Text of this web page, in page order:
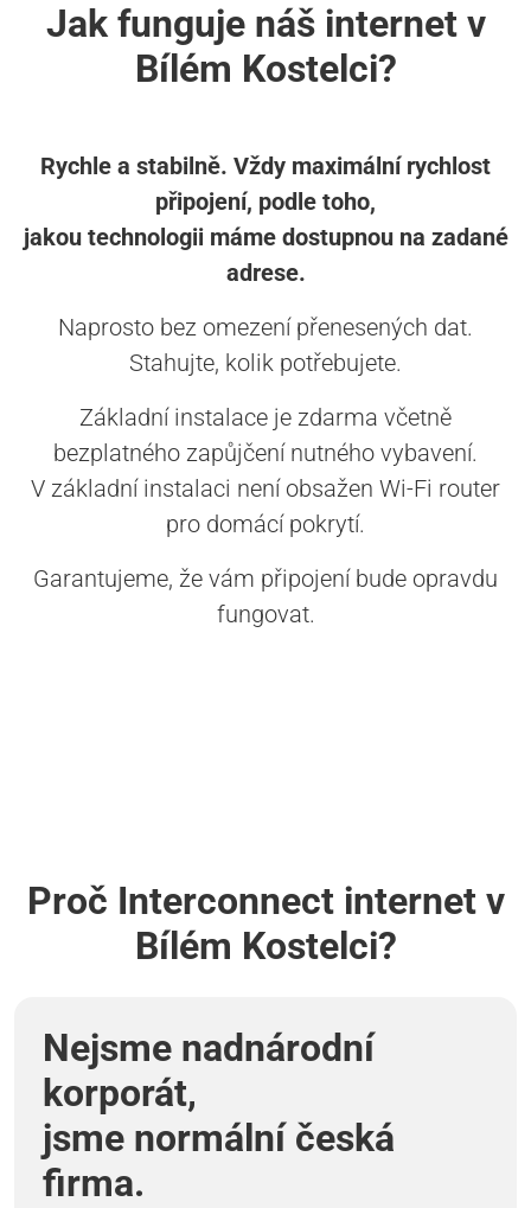
Jak funguje náš internet v
Bílém Kostelci?
Rychle a stabilně. Vždy maximální rychlost
připojení, podle toho,
jakou technologii máme dostupnou na zadané
adrese.
Naprosto bez omezení přenesených dat.
Stahujte, kolik potřebujete.
Základní instalace je zdarma včetně
bezplatného zapůjčení nutného vybavení.
V základní instalaci není obsažen Wi-Fi router
pro domácí pokrytí.
Garantujeme, že vám připojení bude opravdu
fungovat.
Proč Interconnect internet v
Bílém Kostelci?
Nejsme nadnárodní
korporát,
jsme normální česká
firma.